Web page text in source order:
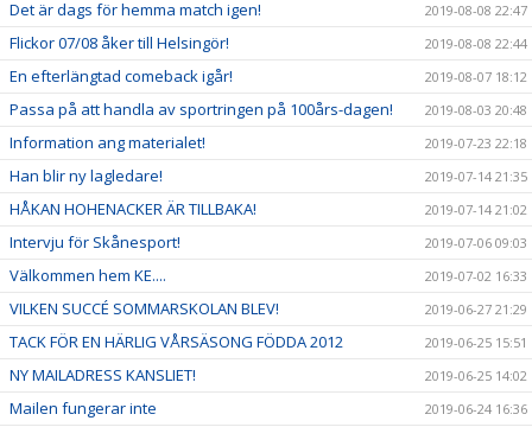
Det är dags för hemma match igen! 2019-08-08 22:47
Flickor 07/08 åker till Helsingör! 2019-08-08 22:44
En efterlängtad comeback igår! 2019-08-07 18:12
Passa på att handla av sportringen på 100års-dagen! 2019-08-03 20:48
Information ang materialet! 2019-07-23 22:18
Han blir ny lagledare! 2019-07-14 21:35
HÅKAN HOHENACKER ÄR TILLBAKA! 2019-07-14 21:02
Intervju för Skånesport! 2019-07-06 09:03
Välkommen hem KE.... 2019-07-02 16:33
VILKEN SUCCÉ SOMMARSKOLAN BLEV! 2019-06-27 21:29
TACK FÖR EN HÄRLIG VÅRSÄSONG FÖDDA 2012 2019-06-25 15:51
NY MAILADRESS KANSLIET! 2019-06-25 14:02
Mailen fungerar inte 2019-06-24 16:36